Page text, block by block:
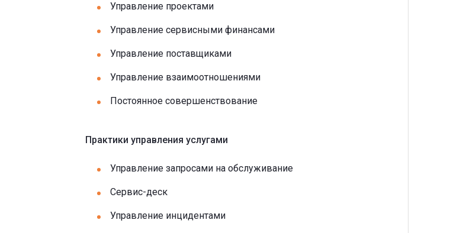
Управление проектами
Управление сервисными финансами
Управление поставщиками
Управление взаимоотношениями
Постоянное совершенствование
Практики управления услугами
Управление запросами на обслуживание
Сервис-деск
Управление инцидентами